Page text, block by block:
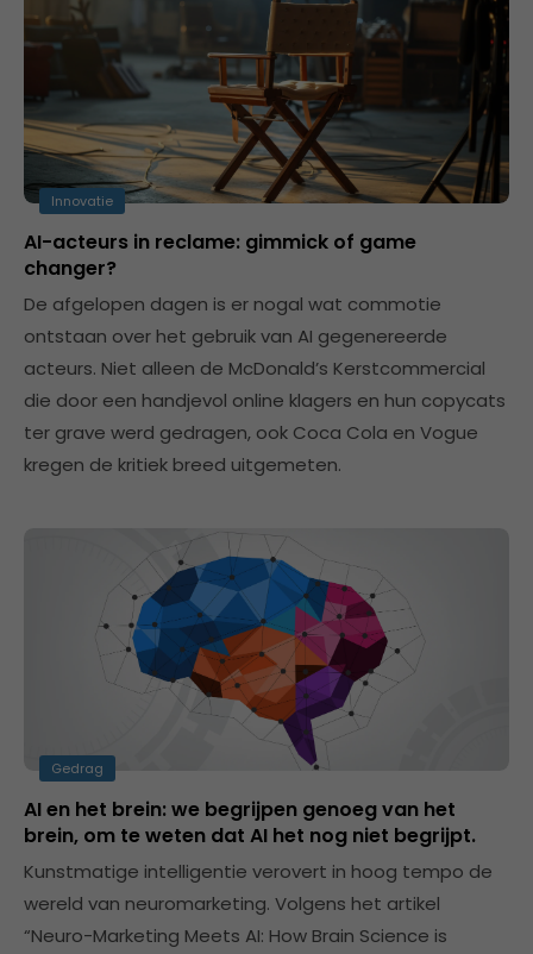
Innovatie
AI-acteurs in reclame: gimmick of game
changer?
De afgelopen dagen is er nogal wat commotie
ontstaan over het gebruik van AI gegenereerde
acteurs. Niet alleen de McDonald’s Kerstcommercial
die door een handjevol online klagers en hun copycats
ter grave werd gedragen, ook Coca Cola en Vogue
kregen de kritiek breed uitgemeten.
Gedrag
AI en het brein: we begrijpen genoeg van het
brein, om te weten dat AI het nog niet begrijpt.
Kunstmatige intelligentie verovert in hoog tempo de
wereld van neuromarketing. Volgens het artikel
“Neuro-Marketing Meets AI: How Brain Science is